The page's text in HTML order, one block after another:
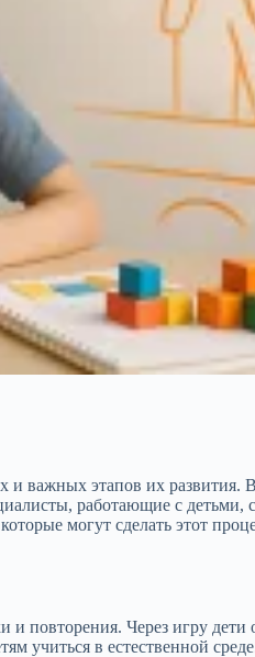
и важных этапов их
работающие с
могут сделать этот
повторения. Через игру
учиться в естественной